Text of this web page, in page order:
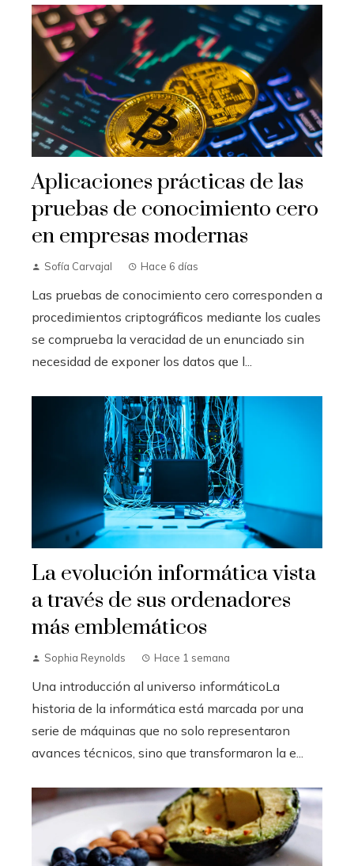
Aplicaciones prácticas de las
pruebas de conocimiento cero
en empresas modernas
Sofía Carvajal Hace 6 días
Las pruebas de conocimiento cero corresponden a
procedimientos criptográficos mediante los cuales
se comprueba la veracidad de un enunciado sin
necesidad de exponer los datos que l...
La evolución informática vista
a través de sus ordenadores
más emblemáticos
Sophia Reynolds Hace 1 semana
Una introducción al universo informáticoLa
historia de la informática está marcada por una
serie de máquinas que no solo representaron
avances técnicos, sino que transformaron la e...